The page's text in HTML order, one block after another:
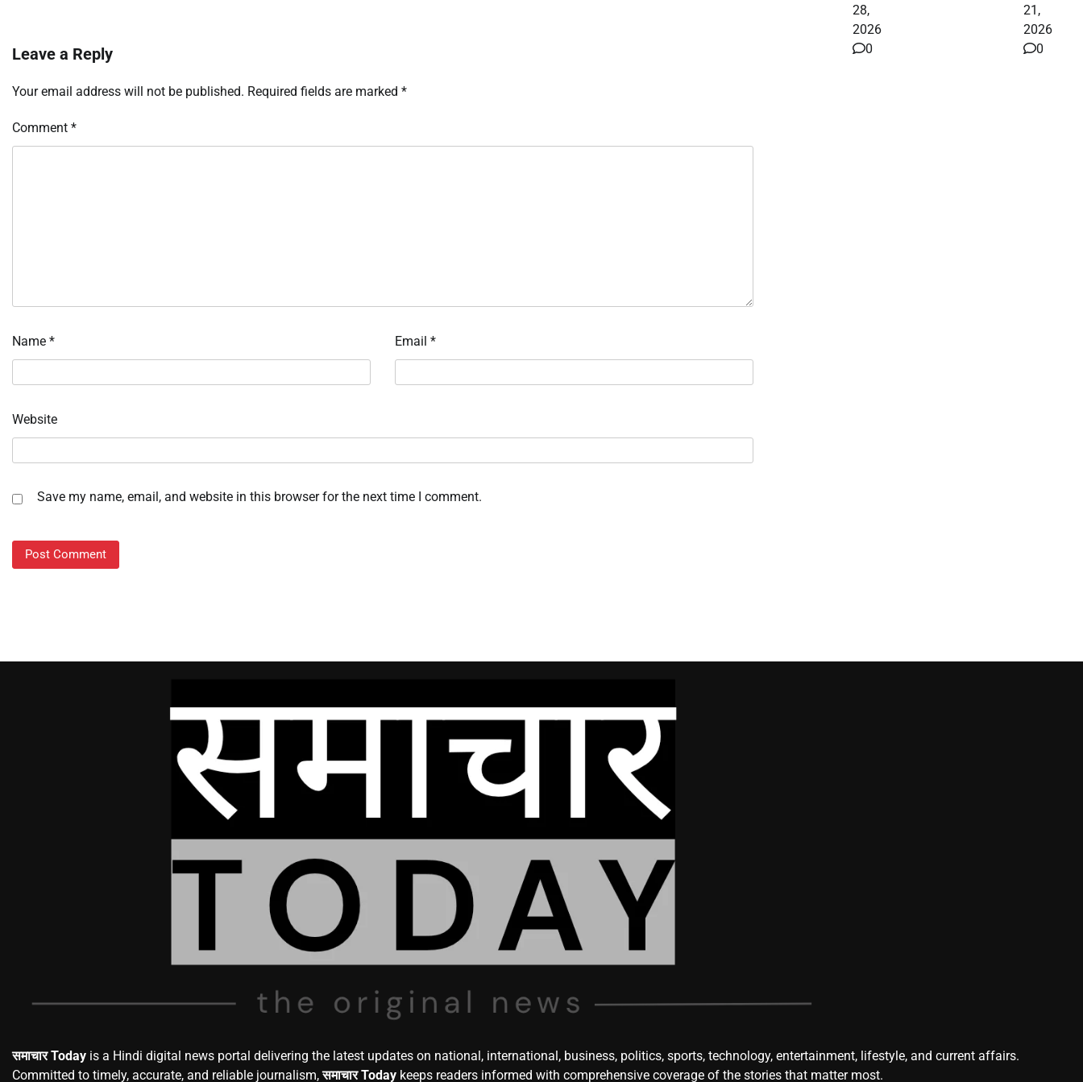
Leave a Reply
Your email address will not be published. Required fields are marked *
Comment *
Name * Email *
Website
Save my name, email, and website in this browser for the next time I comment.
28,
2026
0
21,
2026
0
समाचार Today is a Hindi digital news portal delivering the latest updates on national, international, business, politics, sports, technology, entertainment, lifestyle, and current affairs.
Committed to timely, accurate, and reliable journalism,समाचार Today keeps readers informed with comprehensive coverage of the stories that matter most.